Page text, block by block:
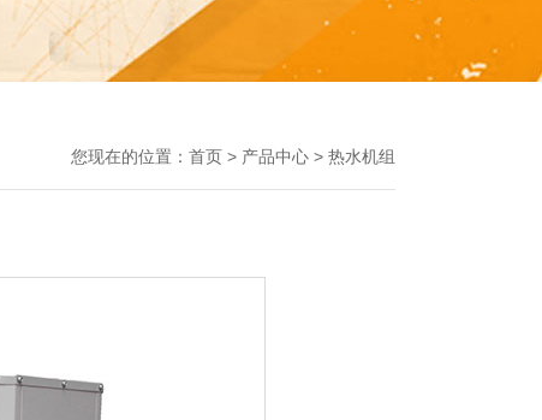
您现在的位置： 首页 > 产品中心 > 热水机组